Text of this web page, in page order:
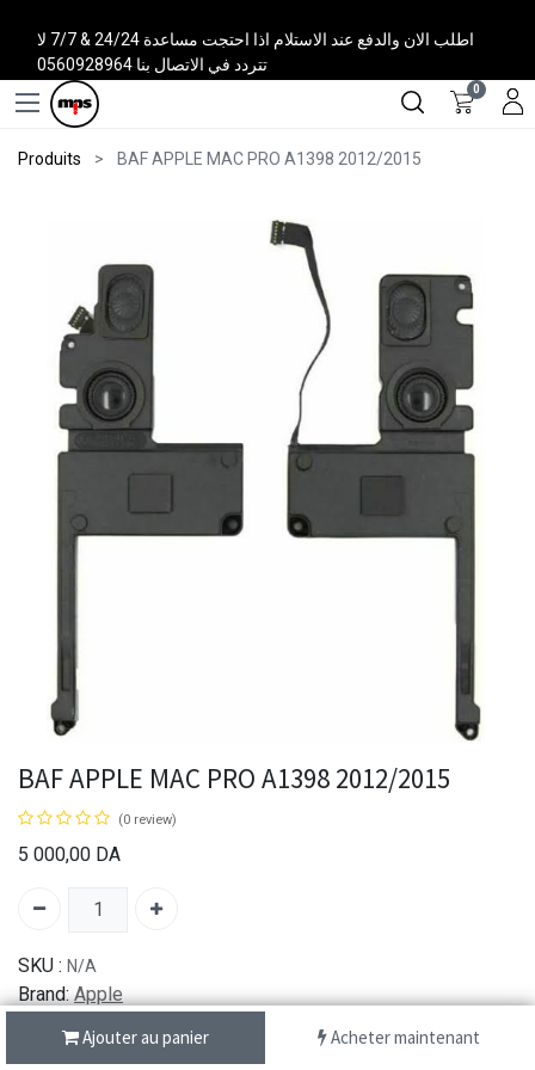
اطلب الان والدفع عند الاستلام اذا احتجت مساعدة 24/24 & 7/7 لا
تتردد في الاتصال بنا 0560928964
0
Produits BAF APPLE MAC PRO A1398 2012/2015
Ajouter au panier Acheter maintenant
BAF APPLE MAC PRO A1398 2012/2015
(0 review)
5 000,00 DA
SKU : N/A
Brand: Apple